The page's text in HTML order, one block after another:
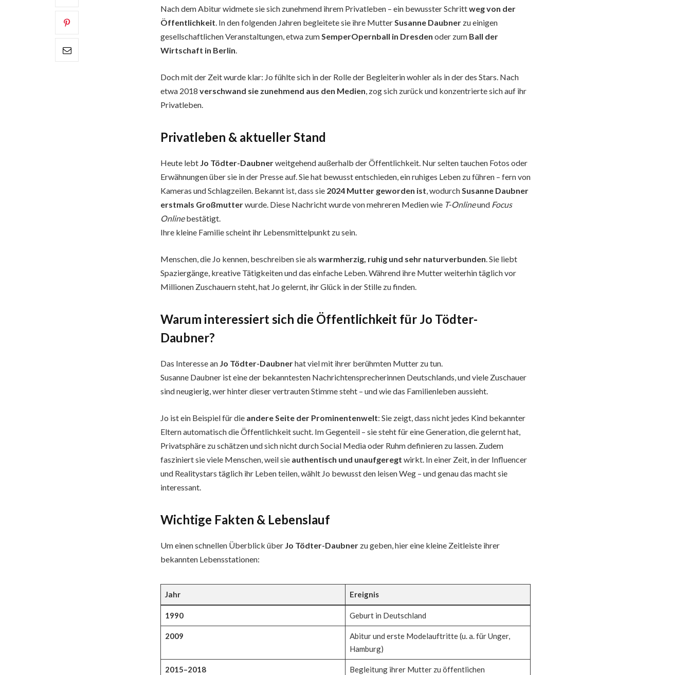
Nach dem Abitur widmete sie sich zunehmend ihrem Privatleben – ein bewusster Schrittweg von der
Öffentlichkeit. In den folgenden Jahren begleitete sie ihre MutterSusanne Daubner zu einigen
gesellschaftlichen Veranstaltungen, etwa zumSemperOpernball in Dresden oder zum Ball der
Wirtschaft in Berlin.
Doch mit der Zeit wurde klar: Jo fühlte sich in der Rolle der Begleiterin wohler als in der des Stars. Nach
etwa 2018 verschwand sie zunehmend aus den Medien , zog sich zurück und konzentrierte sich auf ihr
Privatleben.
Privatleben & aktueller Stand
Heute lebt Jo Tödter-Daubnerweitgehend außerhalb der Öffentlichkeit. Nur selten tauchen Fotos oder
Erwähnungen über sie in der Presse auf. Sie hat bewusst entschieden, ein ruhiges Leben zu führen – fern von
Kameras und Schlagzeilen. Bekannt ist, dass sie 2024 Mutter geworden ist, wodurchSusanne Daubner
erstmals Großmutterwurde. Diese Nachricht wurde von mehreren Medien wie T-Onlineund Focus
Onlinebestätigt.
Ihre kleine Familie scheint ihr Lebensmittelpunkt zu sein.
Menschen, die Jo kennen, beschreiben sie als warmherzig, ruhig und sehr naturverbunden . Sie liebt
Spaziergänge, kreative Tätigkeiten und das einfache Leben. Während ihre Mutter weiterhin täglich vor
Millionen Zuschauern steht, hat Jo gelernt, ihr Glück in der Stille zu finden.
Warum interessiert sich die Öffentlichkeit für Jo Tödter-
Daubner?
Das Interesse an Jo Tödter-Daubnerhat viel mit ihrer berühmten Mutter zu tun.
Susanne Daubner ist eine der bekanntesten Nachrichtensprecherinnen Deutschlands, und viele Zuschauer
sind neugierig, wer hinter dieser vertrauten Stimme steht – und wie das Familienleben aussieht.
Jo ist ein Beispiel für die andere Seite der Prominentenwelt: Sie zeigt, dass nicht jedes Kind bekannter
Eltern automatisch die Öffentlichkeit sucht. Im Gegenteil – sie steht für eine Generation, die gelernt hat,
Privatsphäre zu schätzen und sich nicht durch Social Media oder Ruhm definieren zu lassen. Zudem
fasziniert sie viele Menschen, weil sie authentisch und unaufgeregt wirkt. In einer Zeit, in der Influencer
und Realitystars täglich ihr Leben teilen, wählt Jo bewusst den leisen Weg – und genau das macht sie
interessant.
Wichtige Fakten & Lebenslauf
Um einen schnellen Überblick über Jo Tödter-Daubner zu geben, hier eine kleine Zeitleiste ihrer
bekannten Lebensstationen:
Jahr Ereignis
1990 Geburt in Deutschland
2009
Abitur und erste Modelauftritte (u. a. für Unger,
Hamburg)
2015–2018
Begleitung ihrer Mutter zu öffentlichen